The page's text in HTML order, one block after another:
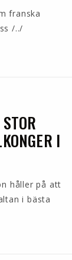
franska
/../
I
håller på att
i bästa